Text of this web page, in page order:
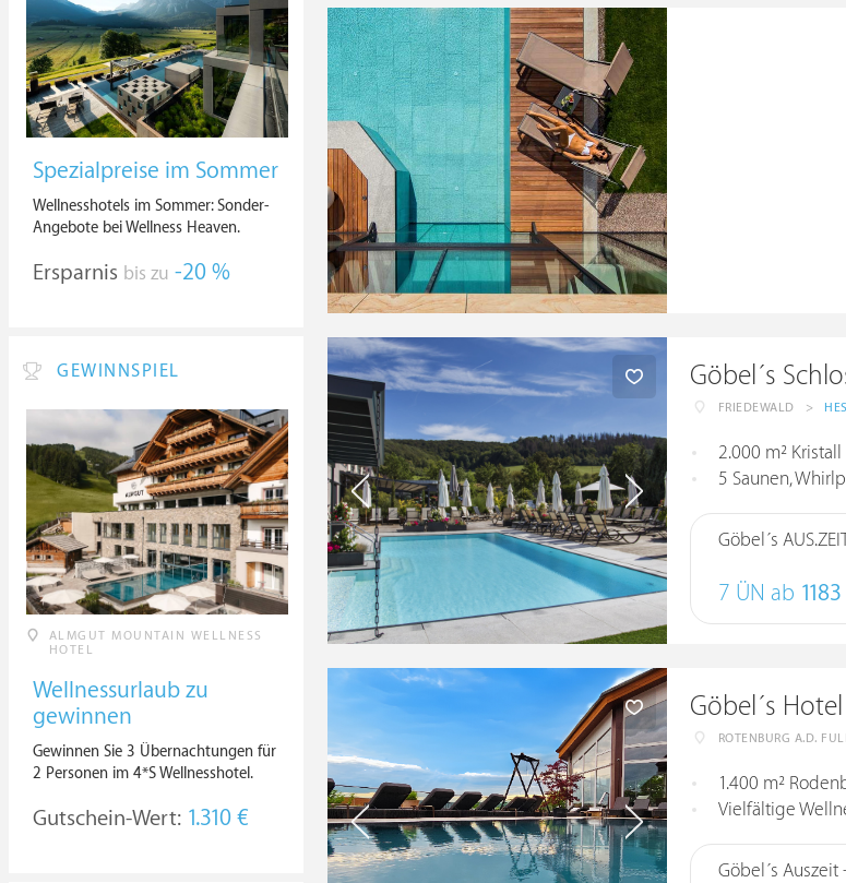
Göbel´s
FRIEDEWALD >
2.000 m²
5 Saunen,
Göbel´s
7 ÜN ab
Göbel´s
ROTENBURG A.D.
1.400 m²
Vielfältige
Göbel´s Auszeit
Spezialpreise im Sommer
Wellnesshotels im Sommer: Sonder-
Angebote bei Wellness Heaven.
Ersparnis bis zu -20 %
GEWINNSPIEL
ALMGUT MOUNTAIN WELLNESS
HOTEL
Wellnessurlaub zu
gewinnen
Gewinnen Sie 3 Übernachtungen für
2 Personen im 4*S Wellnesshotel.
Gutschein-Wert: 1.310 €